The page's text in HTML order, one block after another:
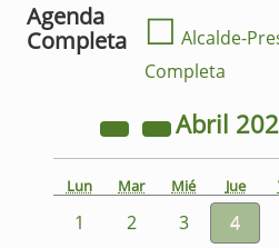
Agenda
Completa
☐ Alcalde-
Completa
Abril
Lun Mar Mié Jue
1 2 3 4